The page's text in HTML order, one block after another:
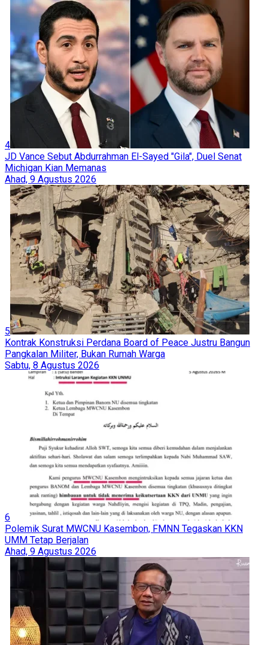
4
JD Vance Sebut Abdurrahman El-Sayed "Gila", Duel Senat
Michigan Kian Memanas
Ahad, 9 Agustus 2026
5
Kontrak Konstruksi Perdana Board of Peace Justru Bangun
Pangkalan Militer, Bukan Rumah Warga
Sabtu, 8 Agustus 2026
6
Polemik Surat MWCNU Kasembon, FMNN Tegaskan KKN
UMM Tetap Berjalan
Ahad, 9 Agustus 2026